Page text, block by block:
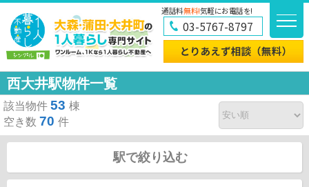
通話料無料!気軽にお電話を!
03-5767-8797
西大井駅物件一覧
該当物件 53 棟
空き数 70 件
駅で絞り込む